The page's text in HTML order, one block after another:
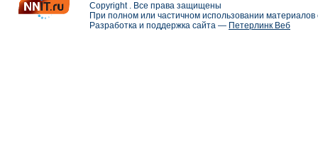
Copyright . Все права защищены
При полном или частичном использовании
Разработка и поддержка сайта — Петерлинк Веб